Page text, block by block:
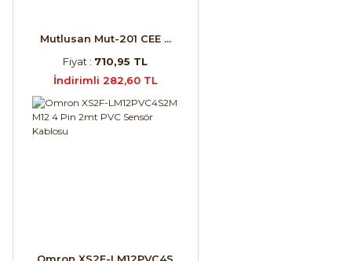
Mutlusan Mut-201 CEE ...
Fiyat : 710,95 TL
İndirimli 282,60 TL
Omron XS2F-LM12PVC4S